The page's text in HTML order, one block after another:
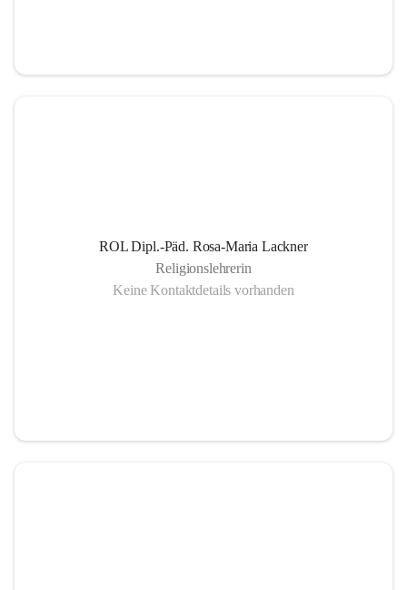
ROL Dipl.-Päd. Rosa-Maria Lackner
Religionslehrerin
Keine Kontaktdetails vorhanden